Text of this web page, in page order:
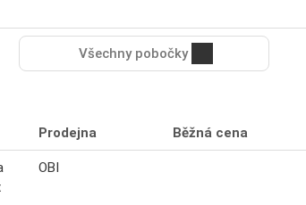
Všechny pobočky
Prodejna Běžná cena
OBI